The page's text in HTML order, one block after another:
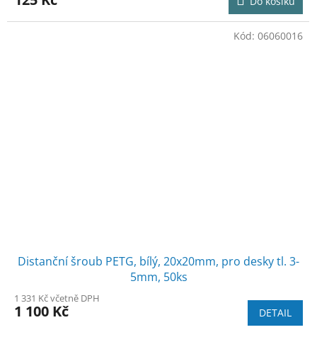
Distanční šroub PETG, bílý, 20x20mm, pro desky tl. 3-
5mm, 50ks
1 331 Kč včetně DPH
1 100 Kč DETAIL
Kód: 06060016